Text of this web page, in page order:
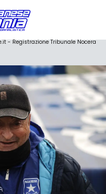
- Registrazione Tribunale Nocera